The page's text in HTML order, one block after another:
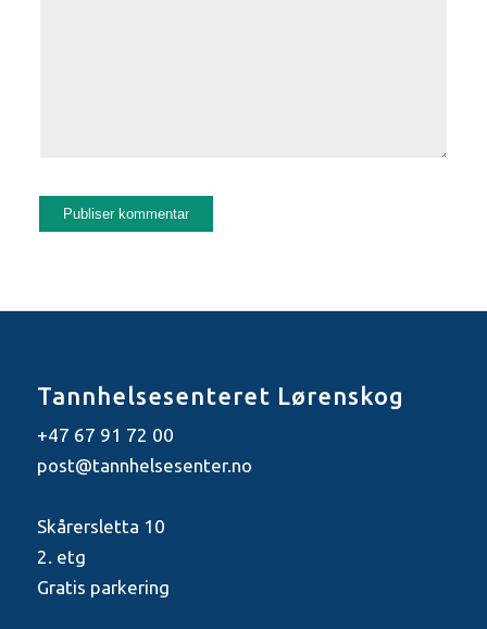
Tannhelsesenteret Lørenskog
+47 67 91 72 00
post@tannhelsesenter.no
Skårersletta 10
2. etg
Gratis parkering